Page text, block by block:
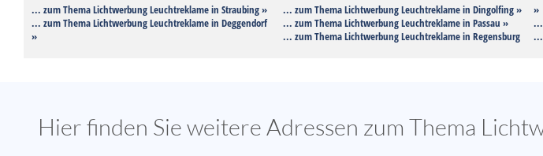
... zum Thema Lichtwerbung Leuchtreklame in Straubing »
... zum Thema Lichtwerbung Leuchtreklame in Deggendorf
»
... zum Thema Lichtwerbung Leuchtreklame in Dingolfing »
... zum Thema Lichtwerbung Leuchtreklame in Passau »
... zum Thema Lichtwerbung Leuchtreklame in Regensburg
»
Hier finden Sie weitere Adressen zum Thema